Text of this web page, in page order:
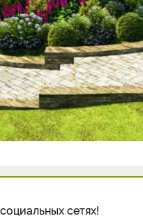
сетях!